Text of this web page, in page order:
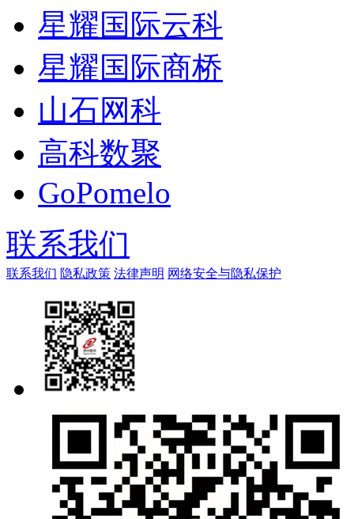
星耀国际云科
星耀国际商桥
山石网科
高科数聚
GoPomelo
联系我们
联系我们 隐私政策 法律声明 网络安全与隐私保护